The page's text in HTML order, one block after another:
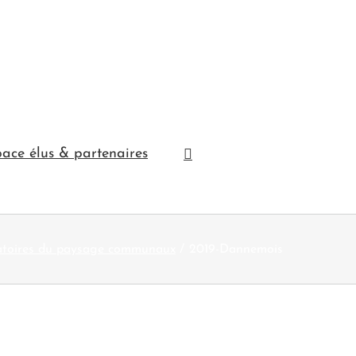
élus & partenaires